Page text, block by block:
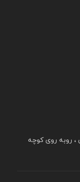
، روبه روی کوچه